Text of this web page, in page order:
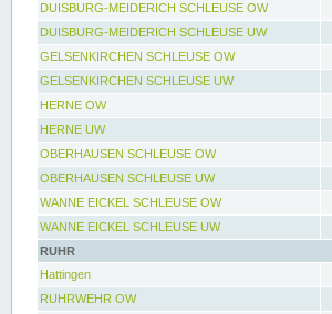
DUISBURG-MEIDERICH SCHLEUSE OW
DUISBURG-MEIDERICH SCHLEUSE UW
GELSENKIRCHEN SCHLEUSE OW
GELSENKIRCHEN SCHLEUSE UW
HERNE OW
HERNE UW
OBERHAUSEN SCHLEUSE OW
OBERHAUSEN SCHLEUSE UW
WANNE EICKEL SCHLEUSE OW
WANNE EICKEL SCHLEUSE UW
RUHR
Hattingen
RUHRWEHR OW